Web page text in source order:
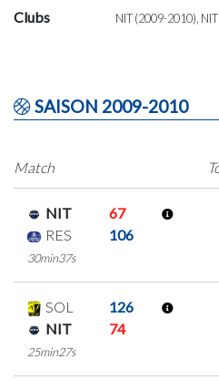
Clubs NIT (2009-2010),
SAISON 2009-2010
Match
NIT
67
RES
106
30min37s
SOL
126
NIT
74
25min27s